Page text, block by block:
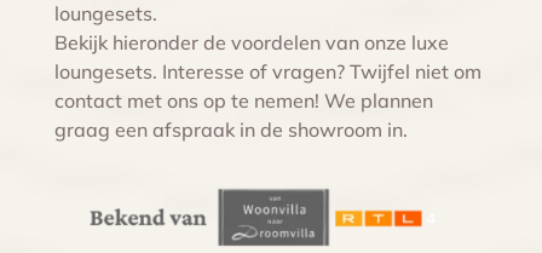
loungesets.
Bekijk hieronder de voordelen van onze luxe
loungesets. Interesse of vragen? Twijfel niet om
contact met ons op te nemen! We plannen
graag een afspraak in de showroom in.